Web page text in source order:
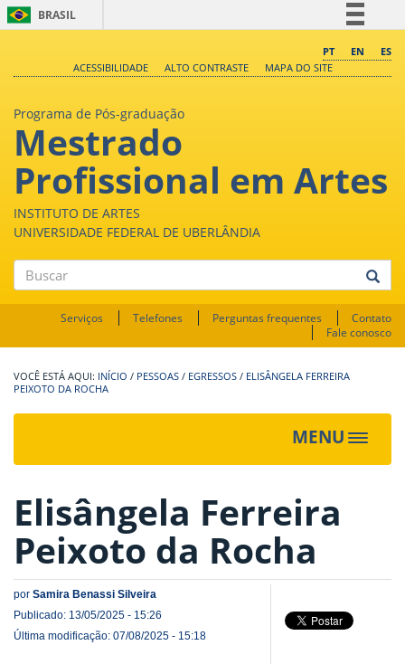
BRASIL
Comunica BR
Canais
PT EN
ES
ACESSIBILIDADE
ALTO CONTRASTE MAPA DO SITE
Programa de Pós-graduação
Mestrado
Profissional em Artes
INSTITUTO DE ARTES
UNIVERSIDADE FEDERAL DE UBERLÂNDIA
Buscar
Serviços Telefones Perguntas frequentes
Contato
Fale conosco
INÍCIO / PESSOAS / EGRESSOS / ELISÂNGELA FERREIRA
PEIXOTO DA ROCHA
MENU
Toggle
Elisângela Ferreira
Peixoto da Rocha
por Samira Benassi Silveira
Publicado: 13/05/2025 - 15:26
Última modificação: 07/08/2025 - 15:18